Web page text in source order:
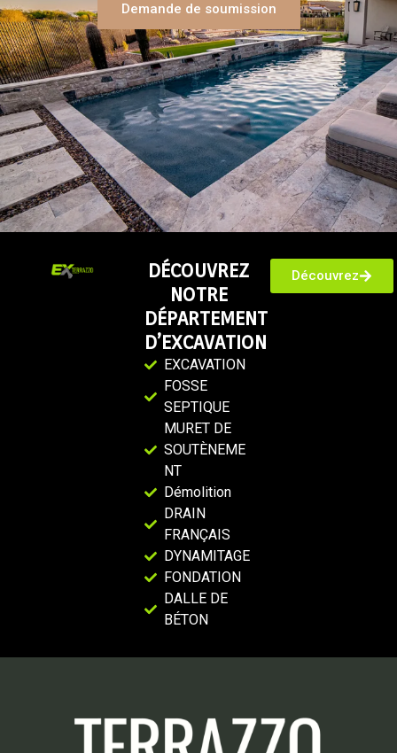
Demande de soumission
DÉCOUVREZ
NOTRE
DÉPARTEMENT
D’EXCAVATION
EXCAVATION
FOSSE
SEPTIQUE
MURET DE
SOUTÈNEME
NT
Démolition
DRAIN
FRANÇAIS
DYNAMITAGE
FONDATION
DALLE DE
BÉTON
Découvrez